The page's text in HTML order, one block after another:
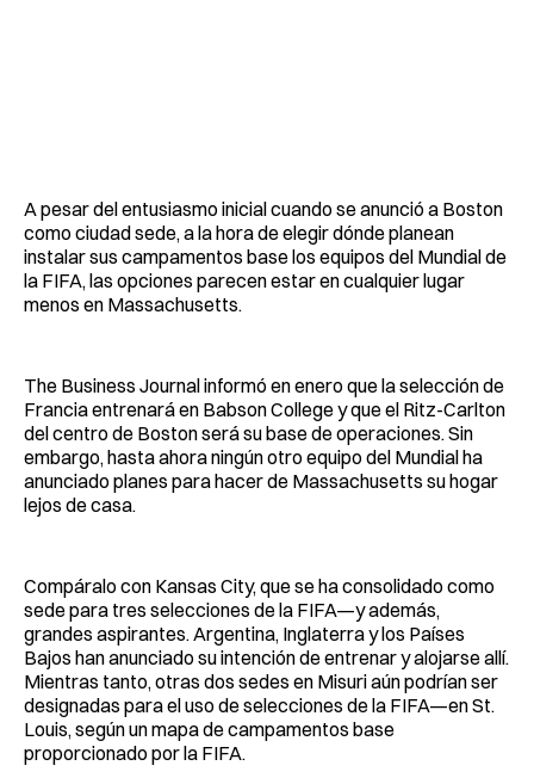
A pesar del entusiasmo inicial cuando se anunció a Boston
como ciudad sede, a la hora de elegir dónde planean
instalar sus campamentos base los equipos del Mundial de
la FIFA, las opciones parecen estar en cualquier lugar
menos en Massachusetts.
The Business Journal informó en enero que la selección de
Francia entrenará en Babson College y que el Ritz-Carlton
del centro de Boston será su base de operaciones. Sin
embargo, hasta ahora ningún otro equipo del Mundial ha
anunciado planes para hacer de Massachusetts su hogar
lejos de casa.
Compáralo con Kansas City, que se ha consolidado como
sede para tres selecciones de la FIFA—y además,
grandes aspirantes. Argentina, Inglaterra y los Países
Bajos han anunciado su intención de entrenar y alojarse allí.
Mientras tanto, otras dos sedes en Misuri aún podrían ser
designadas para el uso de selecciones de la FIFA—en St.
Louis, según un mapa de campamentos base
proporcionado por la FIFA.